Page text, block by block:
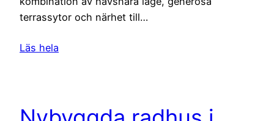
terrassytor och närhet till…
Läs hela